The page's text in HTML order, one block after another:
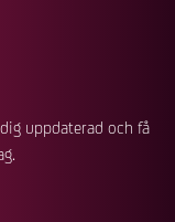
uppdaterad och få